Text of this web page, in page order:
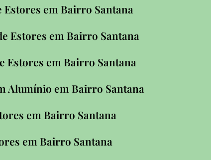
Estores em Bairro Santana
Estores em Bairro Santana
Estores em Bairro Santana
Alumínio em Bairro Santana
em Bairro Santana
em Bairro Santana